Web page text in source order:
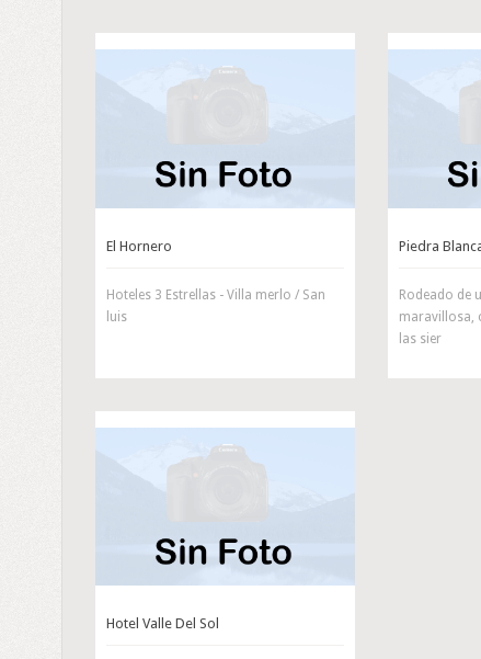
El Hornero
Hoteles 3 Estrellas - Villa merlo / San
luis
Piedra
Rodeado de
maravillosa,
las sier
Hotel Valle Del Sol